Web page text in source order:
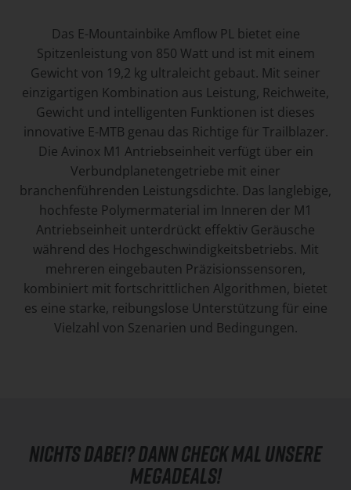
Das E-Mountainbike Amflow PL bietet eine
Spitzenleistung von 850 Watt und ist mit einem
Gewicht von 19,2 kg ultraleicht gebaut. Mit seiner
einzigartigen Kombination aus Leistung, Reichweite,
Gewicht und intelligenten Funktionen ist dieses
innovative E-MTB genau das Richtige für Trailblazer.
Die Avinox M1 Antriebseinheit verfügt über ein
Verbundplanetengetriebe mit einer
branchenführenden Leistungsdichte. Das langlebige,
hochfeste Polymermaterial im Inneren der M1
Antriebseinheit unterdrückt effektiv Geräusche
während des Hochgeschwindigkeitsbetriebs. Mit
mehreren eingebauten Präzisionssensoren,
kombiniert mit fortschrittlichen Algorithmen, bietet
es eine starke, reibungslose Unterstützung für eine
Vielzahl von Szenarien und Bedingungen.
NICHTS DABEI? DANN CHECK MAL UNSERE
MEGADEALS!